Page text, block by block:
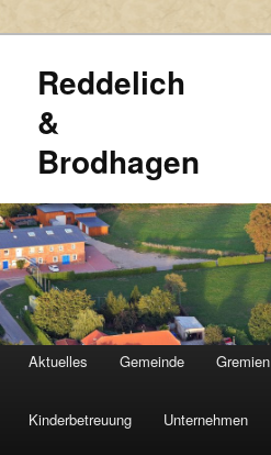
Reddelich
&
Brodhagen
HAUPTMENÜ
Zum
primären
Zum
sekundären
Aktuelles Gemeinde Gremien
Kinderbetreuung Unternehmen